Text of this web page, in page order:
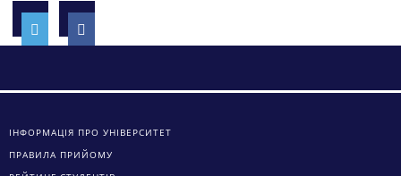
ІНФОРМАЦІЯ ПРО УНІВЕРСИТЕТ
ПРАВИЛА ПРИЙОМУ